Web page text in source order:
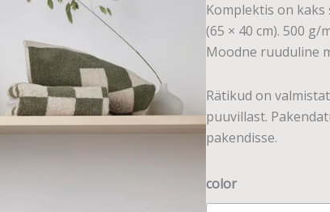
Komplektis on kaks
(65 × 40 cm). 500 g/
Moodne ruuduline
Rätikud on
puuvillast.
pakendisse.
color
Elba
rätikud.